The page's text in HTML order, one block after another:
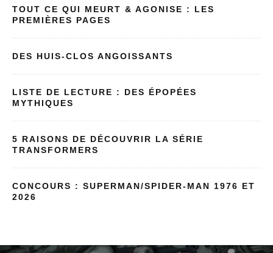
TOUT CE QUI MEURT & AGONISE : LES
PREMIÈRES PAGES
DES HUIS-CLOS ANGOISSANTS
LISTE DE LECTURE : DES ÉPOPÉES
MYTHIQUES
5 RAISONS DE DÉCOUVRIR LA SÉRIE
TRANSFORMERS
CONCOURS : SUPERMAN/SPIDER-MAN 1976 ET
2026